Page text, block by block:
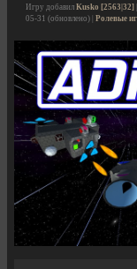
Игру добавил Kusko [2563|32]
05-31 (обновлено) | Ролевые